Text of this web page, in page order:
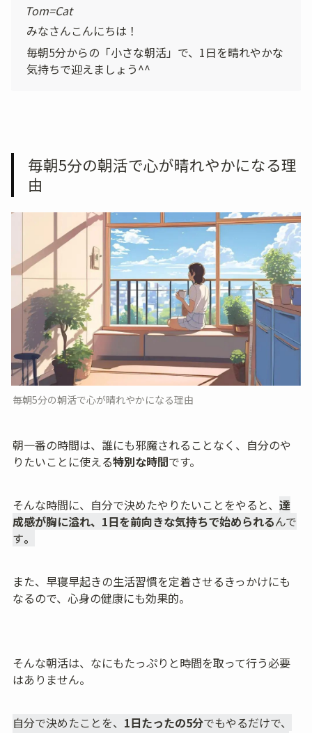
Tom=Cat
みなさんこんにちは！
毎朝5分からの「小さな朝活」で、1日を晴れやかな
気持ちで迎えましょう^^
毎朝5分の朝活で心が晴れやかになる理
由
毎朝5分の朝活で心が晴れやかになる理由
朝一番の時間は、誰にも邪魔されることなく、自分のや
りたいことに使える特別な時間です。
そんな時間に、自分で決めたやりたいことをやると、達
成感が胸に溢れ、1日を前向きな気持ちで始められるんで
す。
また、早寝早起きの生活習慣を定着させるきっかけにも
なるので、心身の健康にも効果的。
そんな朝活は、なにもたっぷりと時間を取って行う必要
はありません。
自分で決めたことを、 1日たったの5分でもやるだけで、